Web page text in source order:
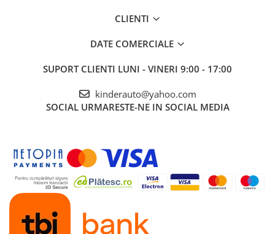
CLIENTI
DATE COMERCIALE
SUPORT CLIENTI LUNI - VINERI 9:00 - 17:00
kinderauto@yahoo.com
SOCIAL URMARESTE-NE IN SOCIAL MEDIA